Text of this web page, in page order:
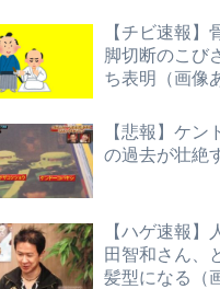
【チビ速報】
脚切断のこび
ち表明（画像
【悲報】ケン
の過去が壮絶
【ハゲ速報】
田智和さん、
髪型になる（